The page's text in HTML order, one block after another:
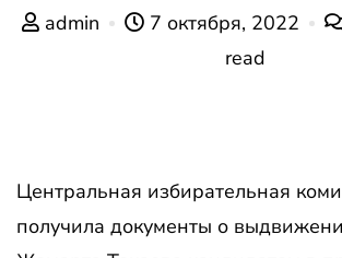
admin 7 октября, 2022
read
Центральная избирательная
получила документы о